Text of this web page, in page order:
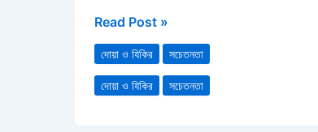
দুয়া
করো
Read Post »
দোয়া ও যিকির সচেতনতা
দোয়া ও যিকির সচেতনতা